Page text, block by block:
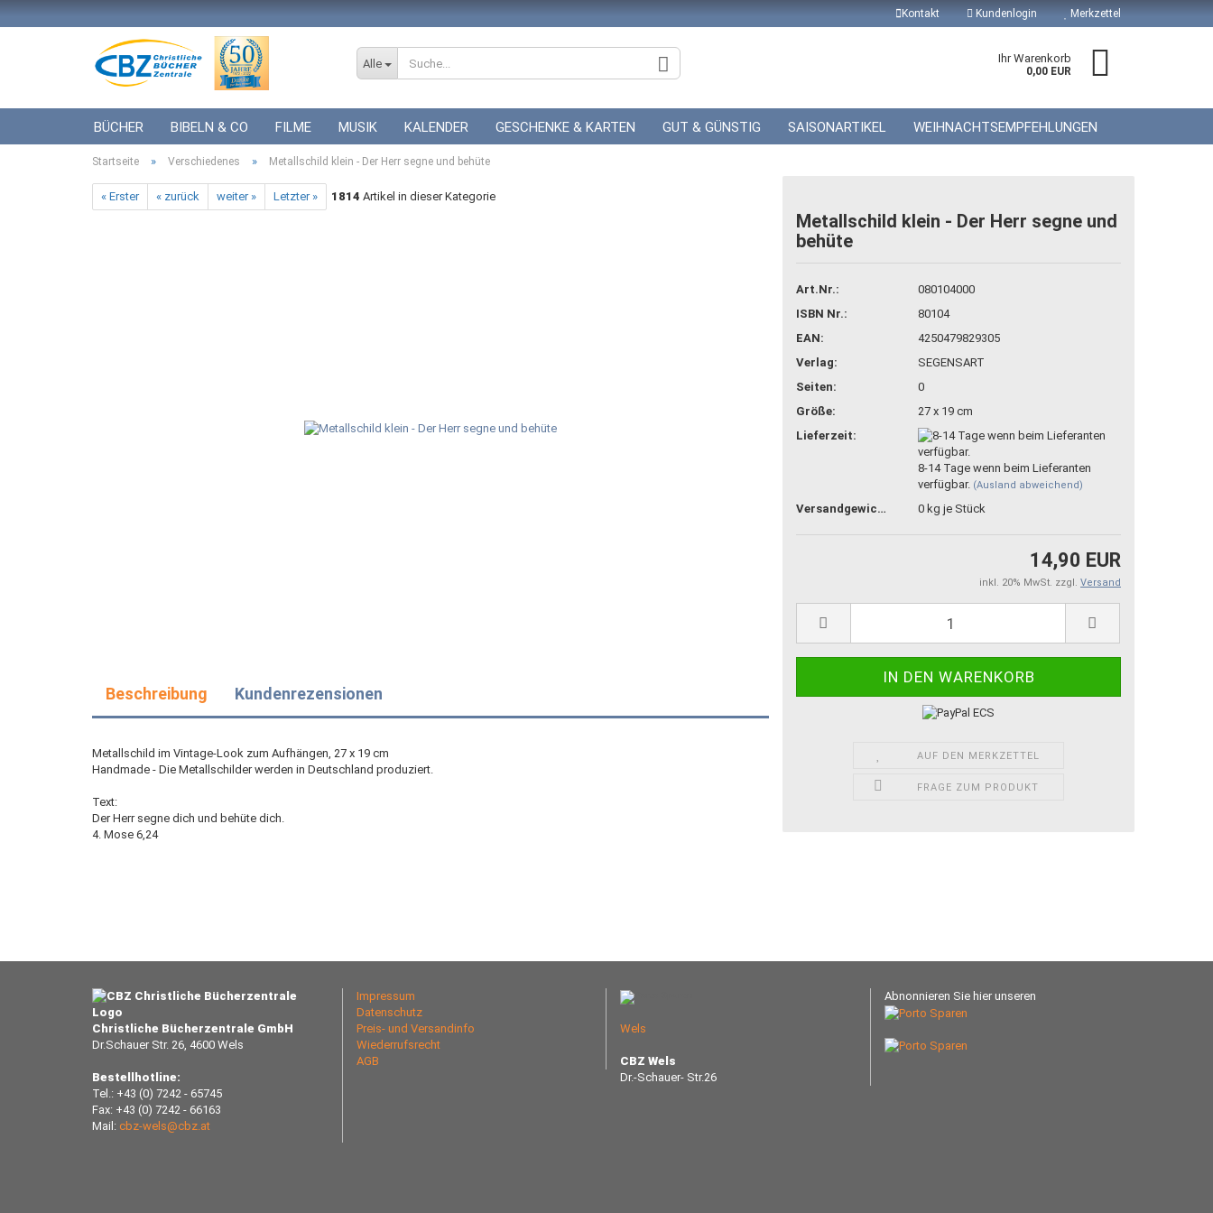
Kontakt Kundenlogin
Passwort vergessen?
Merkzettel
Alle Ihr Warenkorb
0,00 EUR
BÜCHER BIBELN & CO FILME MUSIK KALENDER GESCHENKE & KARTEN GUT & GÜNSTIG SAISONARTIKEL WEIHNACHTSEMPFEHLUNGEN
ICF BÜCHER VERSCHIEDENES GESCHENKE ZUR HOCHZEIT
Startseite » Verschiedenes » Metallschild klein - Der Herr segne und behüte
« Erster « zurück weiter » Letzter » 1814 Artikel in dieser Kategorie
Metallschild klein - Der Herr segne und
behüte
Art.Nr.:
080104000
ISBN Nr.:
80104
EAN:
4250479829305
Verlag:
SEGENSART
Seiten:
0
Größe:
27 x 19 cm
Lieferzeit:
8-14 Tage wenn beim Lieferanten
verfügbar. (Ausland abweichend)
Versandgewicht: 0 kg je Stück
14,90 EUR
inkl. 20% MwSt. zzgl. Versand
AUF DEN MERKZETTEL
FRAGE ZUM PRODUKT
Beschreibung Kundenrezensionen
Metallschild im Vintage-Look zum Aufhängen, 27 x 19 cm
Handmade - Die Metallschilder werden in Deutschland produziert.
Text:
Der Herr segne dich und behüte dich.
4. Mose 6,24
Christliche Bücherzentrale GmbH
Dr.Schauer Str. 26, 4600 Wels
Bestellhotline:
Tel.: +43 (0) 7242 - 65745
Fax: +43 (0) 7242 - 66163
Mail: cbz-wels@cbz.at
Impressum
Datenschutz
Preis- und Versandinfo
Wiederrufsrecht
AGB
Wels
CBZ Wels
Dr.-Schauer- Str.26
Abnonnieren Sie hier unseren